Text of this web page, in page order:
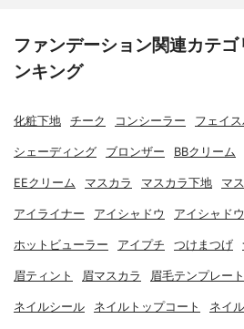
ファンデーション関連カテ
ンキング
化粧下地 チーク コンシーラー フェイ
シェーディング ブロンザー BBクリーム
EEクリーム マスカラ マスカラ下地 マ
アイライナー アイシャドウ アイシャド
ホットビューラー アイプチ つけまつげ
眉ティント 眉マスカラ 眉毛テンプレート
ネイルシール ネイルトップコート ネイ